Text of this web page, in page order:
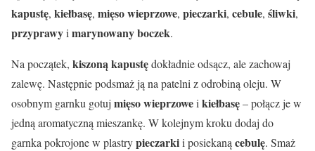
kapustę, kiełbasę, mięso wieprzowe, pieczarki, cebule, śliwki,
przyprawyi marynowany boczek.
Na początek, kiszoną kapustędokładnie odsącz, ale zachowaj
zalewę. Następnie podsmaż ją na patelni z odrobiną oleju. W
osobnym garnku gotuj mięso wieprzowei kiełbasę– połącz je w
jedną aromatyczną mieszankę. W kolejnym kroku dodaj do
garnka pokrojone w plastrypieczarkii posiekaną cebulę. Smaż